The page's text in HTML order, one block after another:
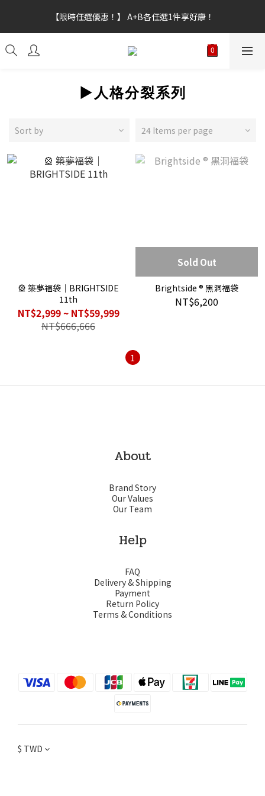
【新功能試營運】會員點數上線，不限訂單金額皆可折抵，折抵點
數無上限。
【限時任選優惠！】 A+B各任選1件享好康！
【新功能試營運】會員點數上線，不限訂單金額皆可折抵，折抵點
數無上限。
▶️人格分裂系列
Sort by 24 Items per page
🎡 築夢福袋｜BRIGHTSIDE
11th
NT$2,999 ~ NT$59,999
NT$666,666
Sold Out
Brightside ® 黑洞福袋
NT$6,200
1
About
Brand Story
Our Values
Our Team
Help
FAQ
Delivery & Shipping
Payment
Return Policy
Terms & Conditions
$ TWD